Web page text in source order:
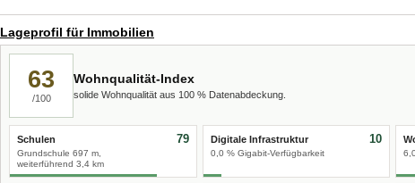
Lageprofil für Immobilien
63
/100
Wohnqualität-Index
solide Wohnqualität aus 100 % Datenabdeckung.
Schulen
Grundschule 697 m,
weiterführend 3,4 km
79 Digitale Infrastruktur
0,0 % Gigabit-Verfügbarkeit
10